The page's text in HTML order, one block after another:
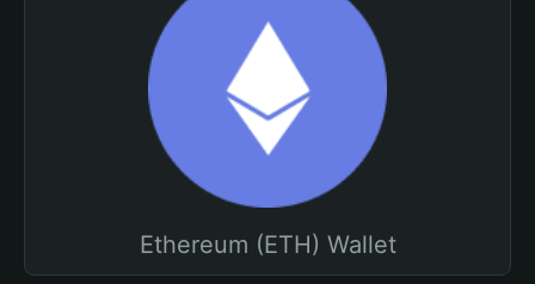
Ethereum (ETH) Wallet